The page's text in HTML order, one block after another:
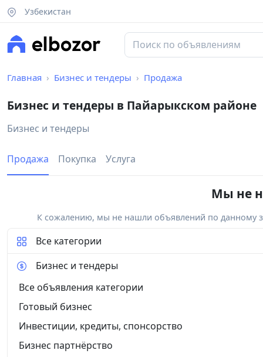
Узбекистан
Главная Бизнес и тендеры Продажа
Бизнес и тендеры в Пайарыкском районе
Бизнес и тендеры
Продажа Покупка Услуга
Мы не
К сожалению, мы не нашли объявлений по данному
Все категории
Бизнес и тендеры
Все объявления категории
Готовый бизнес
Инвестиции, кредиты, спонсорство
Бизнес партнёрство